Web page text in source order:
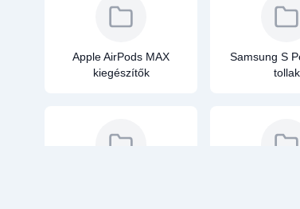
Apple AirPods MAX
kiegészítők
Samsung S
tollak